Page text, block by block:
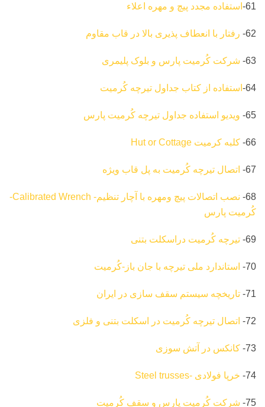
61- استفاده مجدد پیچ و مهره اعلاء
62- رفتار با انعطاف پذیری بالا در قاب مقاوم
63- شرکت کُرمیت پارس و بلوک پلیمری
64- استفاده از کتاب جداول تیرچه کُرمیت
65- ویدیو استفاده جداول تیرچه کُرمیت پارس
66- کلبه کرمیت Hut or Cottage
67- اتصال تیرچه کُرمیت به پل قاب ویژه
68-
نصب اتصالات پیچ ومهره با آچار تنظیم- Calibrated Wrench-
کُرمیت پارس
69- تیرچه کُرمیت دراسکلت بتنی
70- استاندارد ملی تیرچه با جان باز-کُرمیت
71- تاریخچه سیستم سقف سازی در ایران
72- اتصال تیرچه کُرمیت در اسکلت بتنی و فلزی
73- کانکس در آتش سوزی
74- خرپا فولادی -Steel trusses
75- شرکت کُرمیت پارس و سقف کُرمیت